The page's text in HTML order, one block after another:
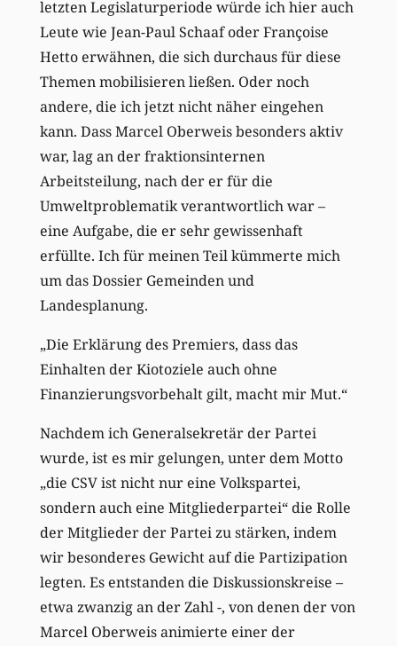
letzten Legislaturperiode würde ich hier auch
Leute wie Jean-Paul Schaaf oder Françoise
Hetto erwähnen, die sich durchaus für diese
Themen mobilisieren ließen. Oder noch
andere, die ich jetzt nicht näher eingehen
kann. Dass Marcel Oberweis besonders aktiv
war, lag an der fraktionsinternen
Arbeitsteilung, nach der er für die
Umweltproblematik verantwortlich war –
eine Aufgabe, die er sehr gewissenhaft
erfüllte. Ich für meinen Teil kümmerte mich
um das Dossier Gemeinden und
Landesplanung.
„Die Erklärung des Premiers, dass das
Einhalten der Kiotoziele auch ohne
Finanzierungsvorbehalt gilt, macht mir Mut.“
Nachdem ich Generalsekretär der Partei
wurde, ist es mir gelungen, unter dem Motto
„die CSV ist nicht nur eine Volkspartei,
sondern auch eine Mitgliederpartei“ die Rolle
der Mitglieder der Partei zu stärken, indem
wir besonderes Gewicht auf die Partizipation
legten. Es entstanden die Diskussionskreise –
etwa zwanzig an der Zahl -, von denen der von
Marcel Oberweis animierte einer der